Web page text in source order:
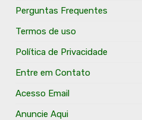
Perguntas Frequentes
Termos de uso
Política de Privacidade
Entre em Contato
Acesso Email
Anuncie Aqui